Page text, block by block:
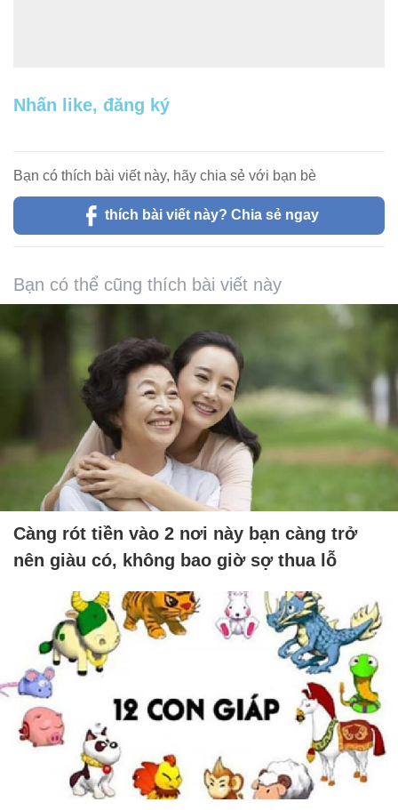
Nhấn like, đăng ký
Bạn có thích bài viết này, hãy chia sẻ với bạn bè
thích bài viết này? Chia sẻ ngay
Bạn có thể cũng thích bài viết này
Càng rót tiền vào 2 nơi này bạn càng trở
nên giàu có, không bao giờ sợ thua lỗ